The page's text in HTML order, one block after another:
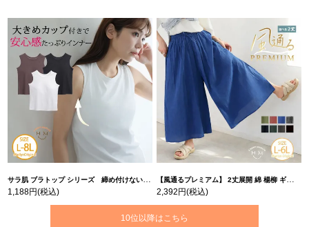
サラ肌 ブラトップ シリーズ 締め付けない リブ タンクトップ | 大きいサイズの通販ならハッピーマリリン
1,188円(税込)
【風通るプレミアム】 2丈展開 綿 楊柳 ギャザー フレア スカンツ 【ウェストゴム】 | 大きいサイズの通販ならハッピーマリリン
2,392円(税込)
10位以降はこちら